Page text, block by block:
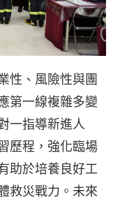
性、風險性與團
第一線複雜多變
一指導新進人
歷程，強化臨場
助於培養良好工
救災戰力。未來